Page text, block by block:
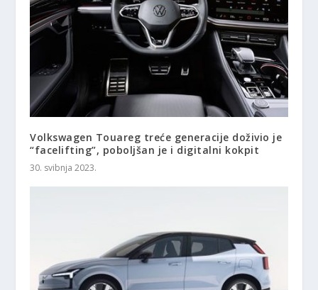
Volkswagen Touareg treće generacije doživio je
“facelifting”, poboljšan je i digitalni kokpit
30. svibnja 2023.